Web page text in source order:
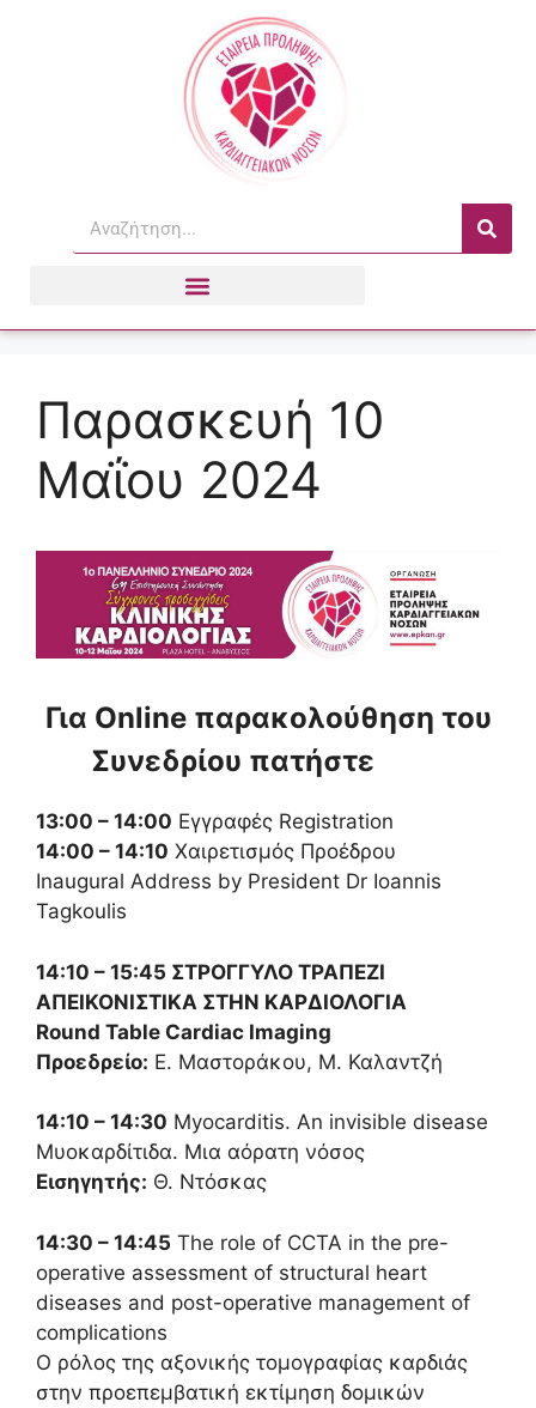
Παρασκευή 10
Μαΐου 2024
Για Online παρακολούθηση του
Συνεδρίου πατήστε
13:00 – 14:00 Εγγραφές Registration
14:00 – 14:10 Χαιρετισμός Προέδρου
Inaugural Address by President Dr Ioannis
Tagkoulis
14:10 – 15:45 ΣΤΡΟΓΓΥΛΟ ΤΡΑΠΕΖΙ
ΑΠΕΙΚΟΝΙΣΤΙΚΑ ΣΤΗΝ ΚΑΡΔΙΟΛΟΓΙΑ
Round Table Cardiac Imaging
Προεδρείο: Ε. Μαστοράκου, Μ. Καλαντζή
14:10 – 14:30 Myocarditis. An invisible disease
Μυοκαρδίτιδα. Μια αόρατη νόσος
Εισηγητής: Θ. Ντόσκας
14:30 – 14:45 The role of CCTA in the pre-
operative assessment of structural heart
diseases and post-operative management of
complications
Ο ρόλος της αξονικής τομογραφίας καρδιάς
στην προεπεμβατική εκτίμηση δομικών